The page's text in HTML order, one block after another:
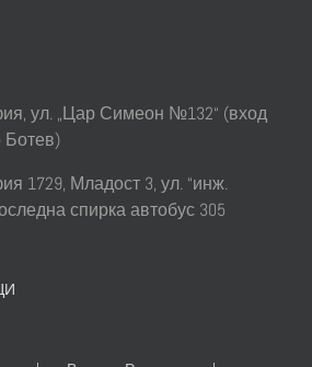
ул. „Цар Симеон №132“ (вход
Ботев)
1729, Младост 3, ул. “инж.
спирка автобус 305